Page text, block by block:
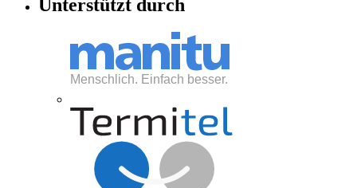
Unterstützt durch